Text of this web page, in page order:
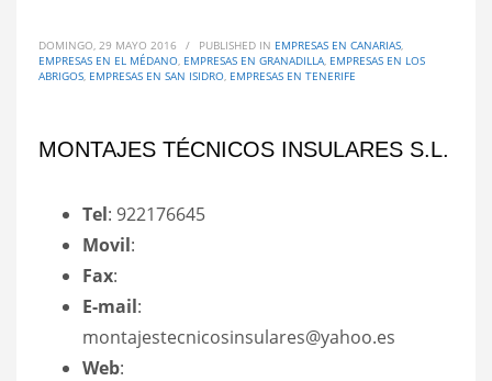
DOMINGO, 29 MAYO 2016 / PUBLISHED IN EMPRESAS EN CANARIAS,
EMPRESAS EN EL MÉDANO, EMPRESAS EN GRANADILLA, EMPRESAS EN LOS
ABRIGOS, EMPRESAS EN SAN ISIDRO, EMPRESAS EN TENERIFE
MONTAJES TÉCNICOS INSULARES S.L.
Tel: 922176645
Movil:
Fax:
E-mail:
montajestecnicosinsulares@yahoo.es
Web: